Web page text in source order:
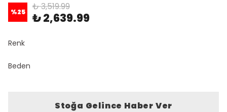
%25 ₺ 3,519.99
₺ 2,639.99
Renk
Beden
Stoğa Gelince Haber Ver